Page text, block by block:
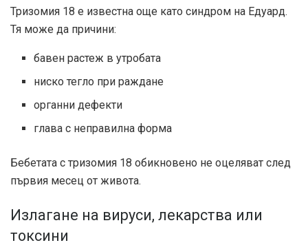
Тризомия 18 е известна още като синдром на Едуард.
Тя може да причини:
бавен растеж в утробата
ниско тегло при раждане
органни дефекти
глава с неправилна форма
Бебетата с тризомия 18 обикновено не оцеляват след
първия месец от живота.
Излагане на вируси, лекарства или
токсини